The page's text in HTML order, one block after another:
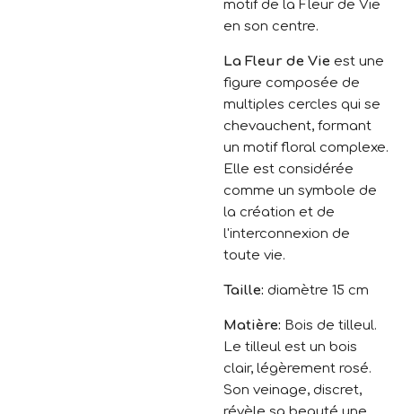
motif de la Fleur de Vie
en son centre.
La Fleur de Vie est une
figure composée de
multiples cercles qui se
chevauchent, formant
un motif floral complexe.
Elle est considérée
comme un symbole de
la création et de
l'interconnexion de
toute vie.
Taille: diamètre 15 cm
Matière: Bois de tilleul.
Le tilleul est un bois
clair, légèrement rosé.
Son veinage, discret,